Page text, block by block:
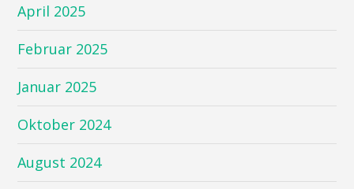
April 2025
Februar 2025
Januar 2025
Oktober 2024
August 2024